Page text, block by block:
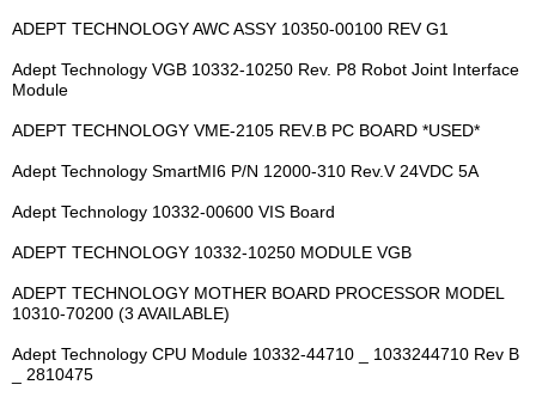
ADEPT TECHNOLOGY AWC ASSY 10350-00100 REV G1
Adept Technology VGB 10332-10250 Rev. P8 Robot Joint Interface
Module
ADEPT TECHNOLOGY VME-2105 REV.B PC BOARD *USED*
Adept Technology SmartMI6 P/N 12000-310 Rev.V 24VDC 5A
Adept Technology 10332-00600 VIS Board
ADEPT TECHNOLOGY 10332-10250 MODULE VGB
ADEPT TECHNOLOGY MOTHER BOARD PROCESSOR MODEL
10310-70200 (3 AVAILABLE)
Adept Technology CPU Module 10332-44710 _ 1033244710 Rev B
_ 2810475